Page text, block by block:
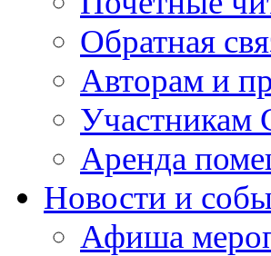
Обратная
Авторам и
Аренда
Новости и
Афиша